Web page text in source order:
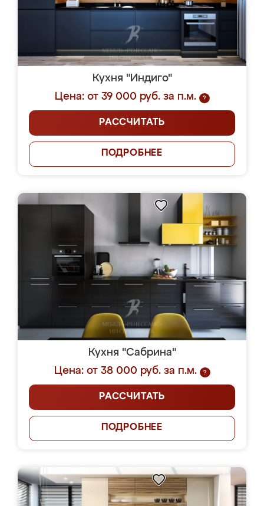
Кухня "Индиго"
Цена: от 39 000 руб. за п.м.
?
РАССЧИТАТЬ
ПОДРОБНЕЕ
Кухня "Сабрина"
Цена: от 38 000 руб. за п.м.
?
РАССЧИТАТЬ
ПОДРОБНЕЕ